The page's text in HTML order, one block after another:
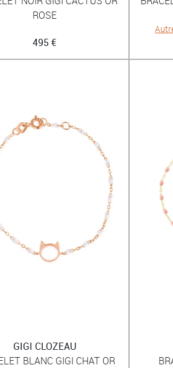
ROSE
495 €
GIGI CLOZEAU
BLANC GIGI CHAT OR